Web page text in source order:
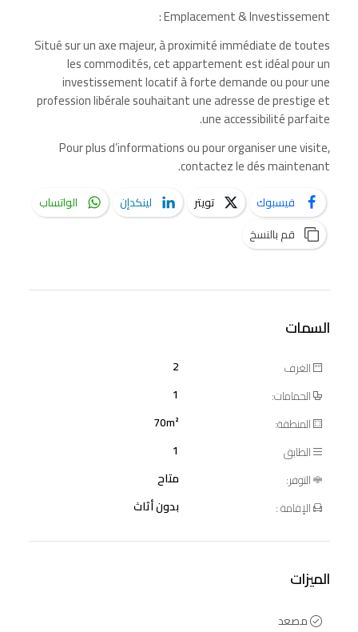
Emplacement & Investissement :
Situé sur un axe majeur, à proximité immédiate de toutes
les commodités, cet appartement est idéal pour un
investissement locatif à forte demande ou pour une
profession libérale souhaitant une adresse de prestige et
une accessibilité parfaite.
Pour plus d’informations ou pour organiser une visite,
contactez le dés maintenant.
فيسبوك تويتر لينكدإن
الواتساب
قم بالنسخ
السمات
الغرف
2
الحمامات:
1
المنطقة:
70m²
الطابق
1
التوفر:
متاح
الإقامة :
بدون أثاث
الميزات
مصعد